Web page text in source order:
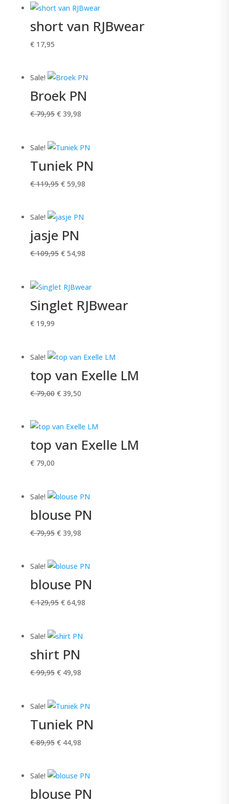
short van RJBwear
€17,95
Sale!
Broek PN
€79,95 Oorspronkelijke
€ 79,95.
€39,98Huidige
€ 39,98.
Sale!
Tuniek PN
€119,95 Oorspronkelijke
€ 119,95.
€59,98Huidige
Sale!
jasje PN
€109,95 Oorspronkelijke
€ 109,95.
€54,98Huidige
€ 54,98.
Singlet RJBwear
€19,99
Sale!
top van Exelle LM
€79,00 Oorspronkelijke
€ 79,00.
€39,50Huidige
€ 39,50.
top van Exelle LM
€79,00
Sale!
blouse PN
€79,95 Oorspronkelijke
€ 79,95.
€39,98Huidige
€ 39,98.
Sale!
blouse PN
€129,95 Oorspronkelijke
€ 129,95.
€64,98Huidige
Sale!
shirt PN
€99,95 Oorspronkelijke
€ 99,95.
€49,98Huidige
€ 49,98.
Sale!
Tuniek PN
€89,95 Oorspronkelijke
€ 89,95.
€44,98Huidige
€ 44,98.
Sale!
blouse PN